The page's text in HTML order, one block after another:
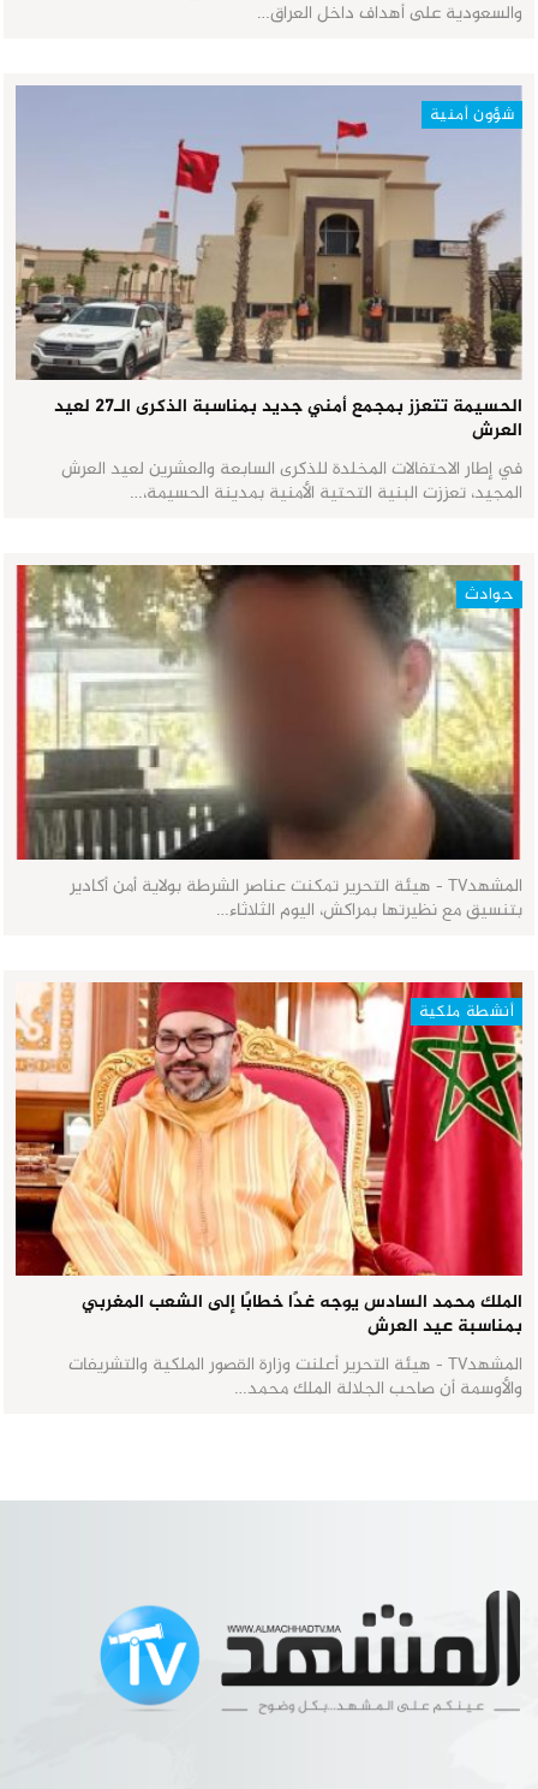
والسعودية على أهداف داخل العراق…
شؤون أمنية
الحسيمة تتعزز بمجمع أمني جديد بمناسبة الذكرى الـ27 لعيد
العرش
في إطار الاحتفالات المخلدة للذكرى السابعة والعشرين لعيد العرش
المجيد، تعززت البنية التحتية الأمنية بمدينة الحسيمة،…
حوادث
المشهدTV - هيئة التحرير تمكنت عناصر الشرطة بولاية أمن أكادير
بتنسيق مع نظيرتها بمراكش، اليوم الثلاثاء…
أنشطة ملكية
الملك محمد السادس يوجه غدًا خطابًا إلى الشعب المغربي
بمناسبة عيد العرش
المشهدTV - هيئة التحرير أعلنت وزارة القصور الملكية والتشريفات
والأوسمة أن صاحب الجلالة الملك محمد…